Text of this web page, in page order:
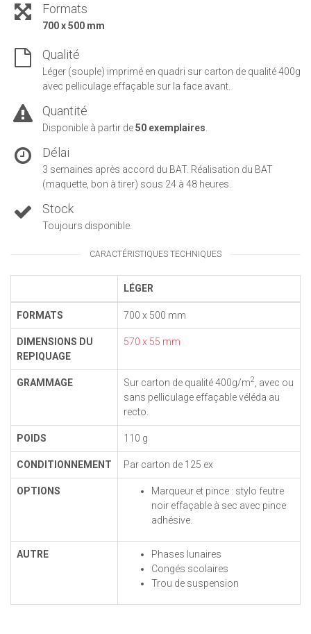
Formats
700 x 500 mm
Qualité
Léger (souple) imprimé en quadri sur carton de qualité 400g
avec pelliculage effaçable sur la face avant.
Quantité
Disponible à partir de50 exemplaires
Délai
3 semaines après accord du BAT. Réalisation du BAT
(maquette, bon à tirer) sous 24 à 48 heures.
Stock
Toujours disponible.
CARACTÉRISTIQUES TECHNIQUES
LÉGER
FORMATS 700 x 500 mm
DIMENSIONS DU
REPIQUAGE
570 x 55 mm
GRAMMAGE Sur carton de qualité 400g/m2
, avec ou
sans pelliculage effaçable véléda au
recto.
POIDS 110 g
CONDITIONNEMENT Par carton de 125 ex
OPTIONS
Marqueur et pince : stylo feutre
noir effaçable à sec avec pince
adhésive.
AUTRE
Phases lunaires
Congés scolaires
Trou de suspension